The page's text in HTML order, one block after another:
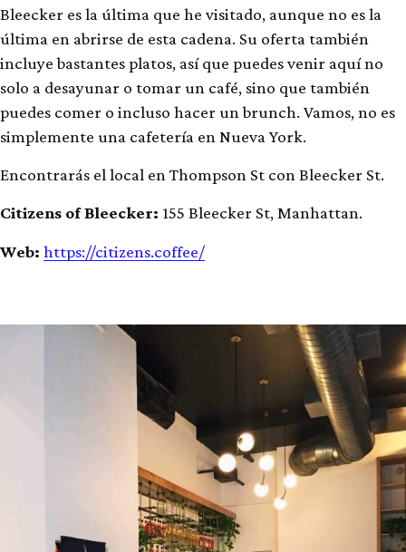
Bleecker es la última que he visitado, aunque no es la
última en abrirse de esta cadena. Su oferta también
incluye bastantes platos, así que puedes venir aquí no
solo a desayunar o tomar un café, sino que también
puedes comer o incluso hacer un brunch. Vamos, no es
simplemente una cafetería en Nueva York.
Encontrarás el local en Thompson St con Bleecker St.
Citizens of Bleecker: 155 Bleecker St, Manhattan.
Web: https://citizens.coffee/